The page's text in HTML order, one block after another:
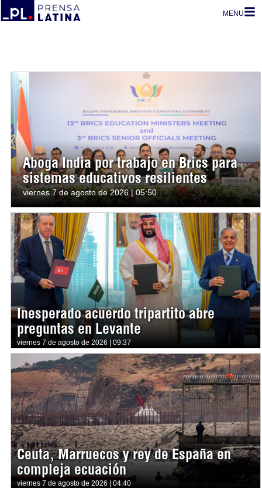
MENU
Aboga India por trabajo en Brics para
sistemas educativos resilientes
viernes 7 de agosto de 2026 | 05:50
Inesperado acuerdo tripartito abre
preguntas en Levante
viernes 7 de agosto de 2026 | 09:37
Ceuta, Marruecos y rey de España en
compleja ecuación
viernes 7 de agosto de 2026 | 04:40